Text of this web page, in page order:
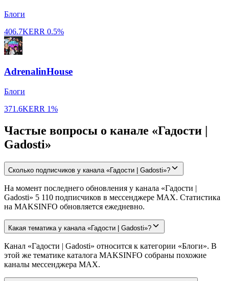
Блоги
406.7KERR 0.5%
AdrenalinHouse
Блоги
371.6KERR 1%
Частые вопросы о канале «Гадости |
Gadosti»
Сколько подписчиков у канала «Гадости | Gadosti»?
На момент последнего обновления у канала «Гадости |
Gadosti» 5 110 подписчиков в мессенджере MAX. Статистика
на MAKSINFO обновляется ежедневно.
Какая тематика у канала «Гадости | Gadosti»?
Канал «Гадости | Gadosti» относится к категории «Блоги». В
этой же тематике каталога MAKSINFO собраны похожие
каналы мессенджера MAX.